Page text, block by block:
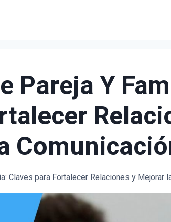
Pareja Y
Claves para Fortalecer Relaciones y Mejorar